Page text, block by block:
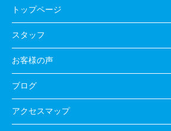
トップページ
スタッフ
お客様の声
ブログ
アクセスマップ